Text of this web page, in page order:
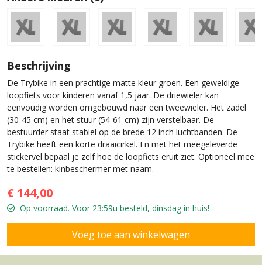
Beschrijving
De Trybike in een prachtige matte kleur groen. Een geweldige
loopfiets voor kinderen vanaf 1,5 jaar. De driewieler kan
eenvoudig worden omgebouwd naar een tweewieler. Het zadel
(30-45 cm) en het stuur (54-61 cm) zijn verstelbaar. De
bestuurder staat stabiel op de brede 12 inch luchtbanden. De
Trybike heeft een korte draaicirkel. En met het meegeleverde
stickervel bepaal je zelf hoe de loopfiets eruit ziet. Optioneel mee
te bestellen: kinbeschermer met naam.
€ 144,00
Op voorraad. Voor 23:59u besteld, dinsdag in huis!